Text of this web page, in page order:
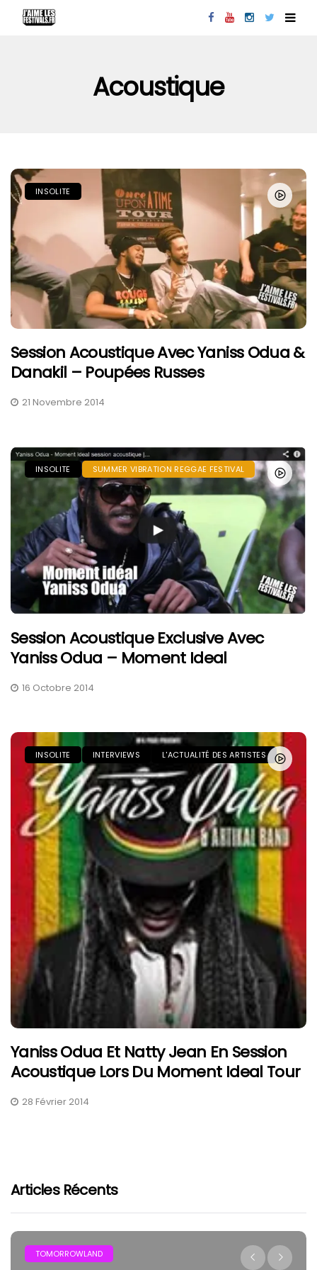
Acoustique
INSOLITE
Session Acoustique Avec Yaniss Odua &
Danakil – Poupées Russes
21 Novembre 2014
INSOLITE SUMMER VIBRATION REGGAE FESTIVAL
Session Acoustique Exclusive Avec
Yaniss Odua – Moment Ideal
16 Octobre 2014
INSOLITE INTERVIEWS L'ACTUALITÉ DES ARTISTES
Yaniss Odua Et Natty Jean En Session
Acoustique Lors Du Moment Ideal Tour
28 Février 2014
Articles Récents
TOMORROWLAND